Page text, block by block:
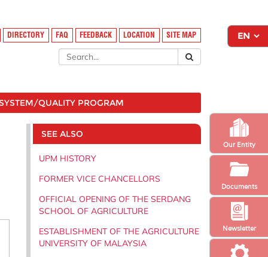
Newsletter
Our Entity
Documents
DIRECTORY FAQ FEEDBACK LOCATION SITE MAP
QUALITY PROGRAM
SEE ALSO
UPM HISTORY
FORMER VICE CHANCELLORS
OFFICIAL OPENING OF THE SERDANG
SCHOOL OF AGRICULTURE
ESTABLISHMENT OF THE AGRICULTURE
UNIVERSITY OF MALAYSIA